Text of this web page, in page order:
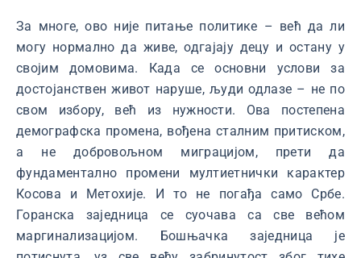
За многе, ово није питање политике – већ да ли
могу нормално да живе, одгајају децу и остану у
својим домовима. Када се основни услови за
достојанствен живот наруше, људи одлазе – не по
свом избору, већ из нужности. Ова постепена
демографска промена, вођена сталним притиском,
а не добровољном миграцијом, прети да
фундаментално промени мултиетнички карактер
Косова и Метохије. И то не погађа само Србе.
Горанска заједница се суочава са све већом
маргинализацијом. Бошњачка заједница је